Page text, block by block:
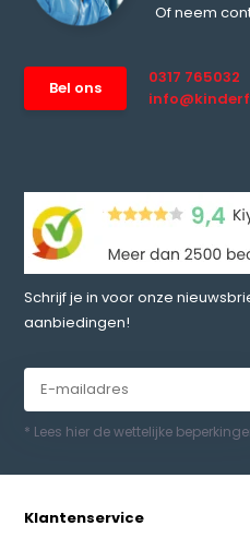
Of neem
Bel ons
0317 765032
Schrijf je in voor onze
aanbiedingen!
* Lees hier de wettelijke
Klantenservice